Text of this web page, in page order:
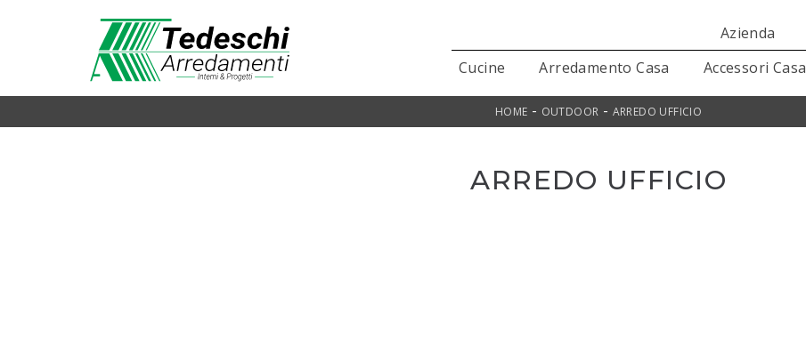
Azienda
Cucine
Arredamento Casa Accessori Casa
HOME - OUTDOOR - ARREDO UFFICIO
ARREDO UFFICIO